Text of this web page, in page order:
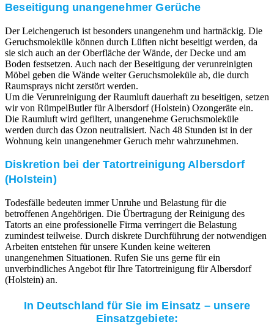
Beseitigung unangenehmer Gerüche
Der Leichengeruch ist besonders unangenehm und hartnäckig. Die
Geruchsmoleküle können durch Lüften nicht beseitigt werden, da
sie sich auch an der Oberfläche der Wände, der Decke und am
Boden festsetzen. Auch nach der Beseitigung der verunreinigten
Möbel geben die Wände weiter Geruchsmoleküle ab, die durch
Raumsprays nicht zerstört werden.
Um die Verunreinigung der Raumluft dauerhaft zu beseitigen, setzen
wir von RümpelButler für Albersdorf (Holstein) Ozongeräte ein.
Die Raumluft wird gefiltert, unangenehme Geruchsmoleküle
werden durch das Ozon neutralisiert. Nach 48 Stunden ist in der
Wohnung kein unangenehmer Geruch mehr wahrzunehmen.
Diskretion bei der Tatortreinigung Albersdorf
(Holstein)
Todesfälle bedeuten immer Unruhe und Belastung für die
betroffenen Angehörigen. Die Übertragung der Reinigung des
Tatorts an eine professionelle Firma verringert die Belastung
zumindest teilweise. Durch diskrete Durchführung der notwendigen
Arbeiten entstehen für unsere Kunden keine weiteren
unangenehmen Situationen. Rufen Sie uns gerne für ein
unverbindliches Angebot für Ihre Tatortreinigung für Albersdorf
(Holstein) an.
In Deutschland für Sie im Einsatz – unsere
Einsatzgebiete: